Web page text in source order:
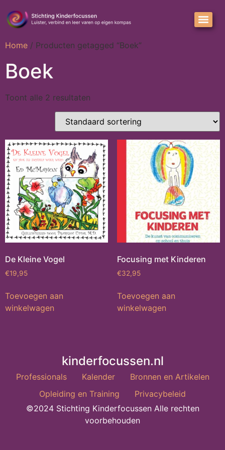
Home / Producten getagged “Boek”
Boek
Toont alle 2 resultaten
De Kleine Vogel
€19,95
Toevoegen aan
winkelwagen
Focusing met Kinderen
€32,95
Toevoegen aan
winkelwagen
kinderfocussen.nl
Professionals Kalender
Bronnen en Artikelen
Opleiding en Training
Privacybeleid
©2024 Stichting Kinderfocussen Alle rechten
voorbehouden